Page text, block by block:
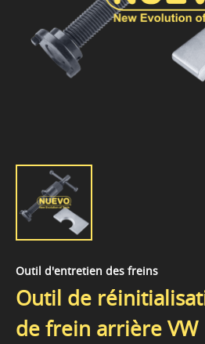
Outil d'entretien des freins
Outil de
de frein arrière VW